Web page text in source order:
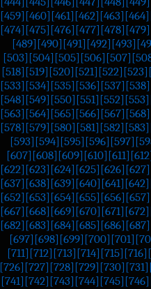
[459] [460] [461] [462] [463] [464]
[474] [475] [476] [477] [478] [479]
[489] [490] [491] [492] [493]
[503] [504] [505] [506] [507]
[518] [519] [520] [521] [522] [523]
[533] [534] [535] [536] [537] [538]
[548] [549] [550] [551] [552] [553]
[563] [564] [565] [566] [567] [568]
[578] [579] [580] [581] [582] [583]
[593] [594] [595] [596] [597]
[607] [608] [609] [610] [611]
[622] [623] [624] [625] [626] [627]
[637] [638] [639] [640] [641] [642]
[652] [653] [654] [655] [656] [657]
[667] [668] [669] [670] [671] [672]
[682] [683] [684] [685] [686] [687]
[697] [698] [699] [700] [701]
[711] [712] [713] [714] [715] [716]
[726] [727] [728] [729] [730] [731]
[741] [742] [743] [744] [745] [746]